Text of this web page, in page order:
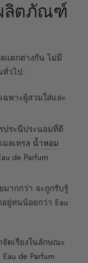
ผลิตภัณฑ์
แตกต่างกัน ไม่มี
วไป:
ฉพาะผู้สวมใส่และ
ประนีประนอมที่ดี
ลเทรล น้ำหอม
de Parfum
มากกว่า จะถูกรับรู้
ยู่ทนน้อยกว่า Eau
ดเรียงในลักษณะ
de Parfum